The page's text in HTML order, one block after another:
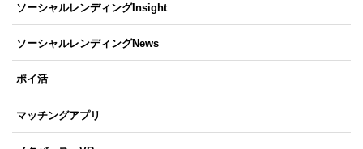
ソーシャルレンディングInsight
ソーシャルレンディングNews
ポイ活
マッチングアプリ